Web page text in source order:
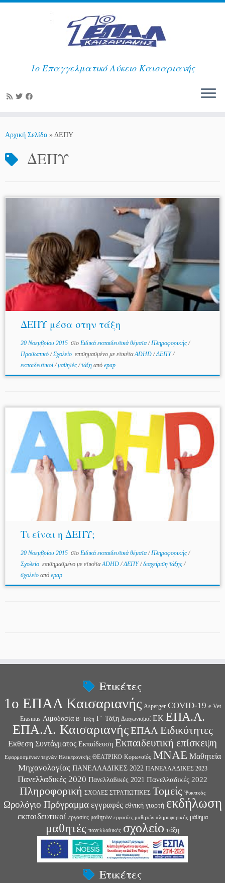
στο
1ο Επαγγελματικό Λύκειο Καισαριανής
Αρχική Σελίδα » ΔΕΠΥ
ΔΕΠΥ
ΔΕΠΥ μέσα στην τάξη
20 Νοεμβρίου 2015στο Ειδικά εκπαιδευτικά θέματα/Πληροφορικής/
Προσωπικό/Σχολείο επισημασμένο με ετικέταADHD/ΔΕΠΥ/
εκπαιδευτικοί/μαθητές/τάξη από epap
Τι είναι η ΔΕΠΥ;
20 Νοεμβρίου 2015στο Ειδικά εκπαιδευτικά θέματα/Πληροφορικής/
Σχολείο επισημασμένο με ετικέταADHD/ΔΕΠΥ/διαχείριση τάξης/
σχολείο από epap
Ετικέτες
1ο ΕΠΑΛ Καισαριανής Asperger COVID-19 e-Vet
Erasmus Αιμοδοσία Β΄ Τάξη Γ΄ Τάξη Διαγωνισμοί ΕΚ ΕΠΑ.Λ.
ΕΠΑ.Λ. Καισαριανής ΕΠΑΛ Ειδικότητες
Εκθεση Συντάγματος Εκπαίδευση Εκπαιδευτική επίσκεψη
Εφαρμοσμένων τεχνών Ηλεκτρονικής ΘΕΑΤΡΙΚΟ Κορωναϊός ΜΝΑΕ Μαθητεία
Μηχανολογίας ΠΑΝΕΛΛΑΔΙΚΕΣ 2022 ΠΑΝΕΛΛΑΔΙΚΕΣ 2023
Πανελλαδικές 2020 Πανελλαδικές 2021 Πανελλαδικές 2022
Πληροφορική ΣΧΟΛΕΣ ΣΤΡΑΤΙΩΤΙΚΕΣ Τομείς Ψυκτικός
Ωρολόγιο Πρόγραμμα εγγραφές εθνική γιορτή εκδήλωση
εκπαιδευτικοί εργασίες μαθητών εργασίες μαθητών πληροφορικής μάθημα
μαθητές πανελλαδικές σχολείο τάξη
Ετικέτες